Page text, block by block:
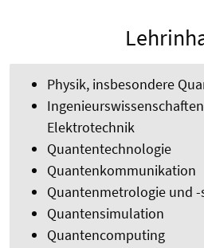
Physik, insbesondere
Elektrotechnik
Quantentechnologie
Quantenkommunikation
Quantenmetrologie und
Quantensimulation
Quantencomputing